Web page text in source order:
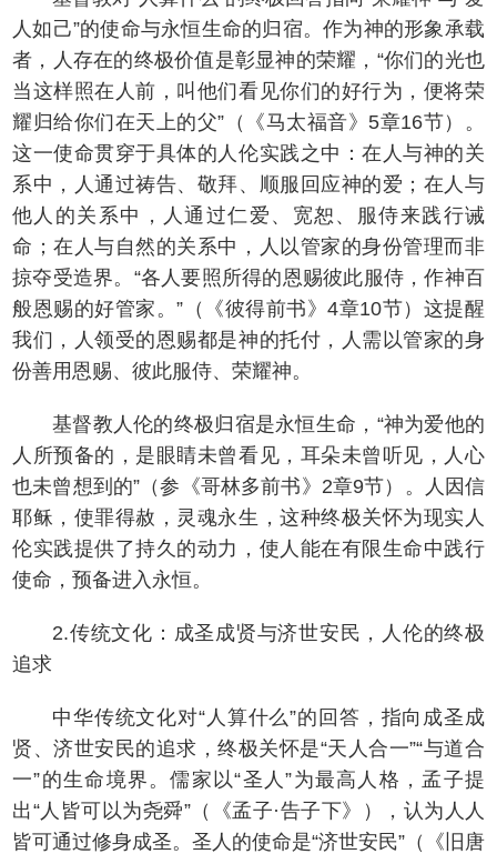
人如己”的使命与永恒生命的归宿。作为神的形象承载
者，人存在的终极价值是彰显神的荣耀，“你们的光也
当这样照在人前，叫他们看见你们的好行为，便将荣
耀归给你们在天上的父”（《马太福音》5章16节）。
这一使命贯穿于具体的人伦实践之中：在人与神的关
系中，人通过祷告、敬拜、顺服回应神的爱；在人与
他人的关系中，人通过仁爱、宽恕、服侍来践行诫
命；在人与自然的关系中，人以管家的身份管理而非
掠夺受造界。“各人要照所得的恩赐彼此服侍，作神百
般恩赐的好管家。”（《彼得前书》4章10节）这提醒
我们，人领受的恩赐都是神的托付，人需以管家的身
份善用恩赐、彼此服侍、荣耀神。
基督教人伦的终极归宿是永恒生命，“神为爱他的
人所预备的，是眼睛未曾看见，耳朵未曾听见，人心
也未曾想到的”（参《哥林多前书》2章9节）。人因信
耶稣，使罪得赦，灵魂永生，这种终极关怀为现实人
伦实践提供了持久的动力，使人能在有限生命中践行
使命，预备进入永恒。
2.传统文化：成圣成贤与济世安民，人伦的终极
追求
中华传统文化对“人算什么”的回答，指向成圣成
贤、济世安民的追求，终极关怀是“天人合一”“与道合
一”的生命境界。儒家以“圣人”为最高人格，孟子提
出“人皆可以为尧舜”（《孟子·告子下》），认为人人
皆可通过修身成圣。圣人的使命是“济世安民”（《旧唐